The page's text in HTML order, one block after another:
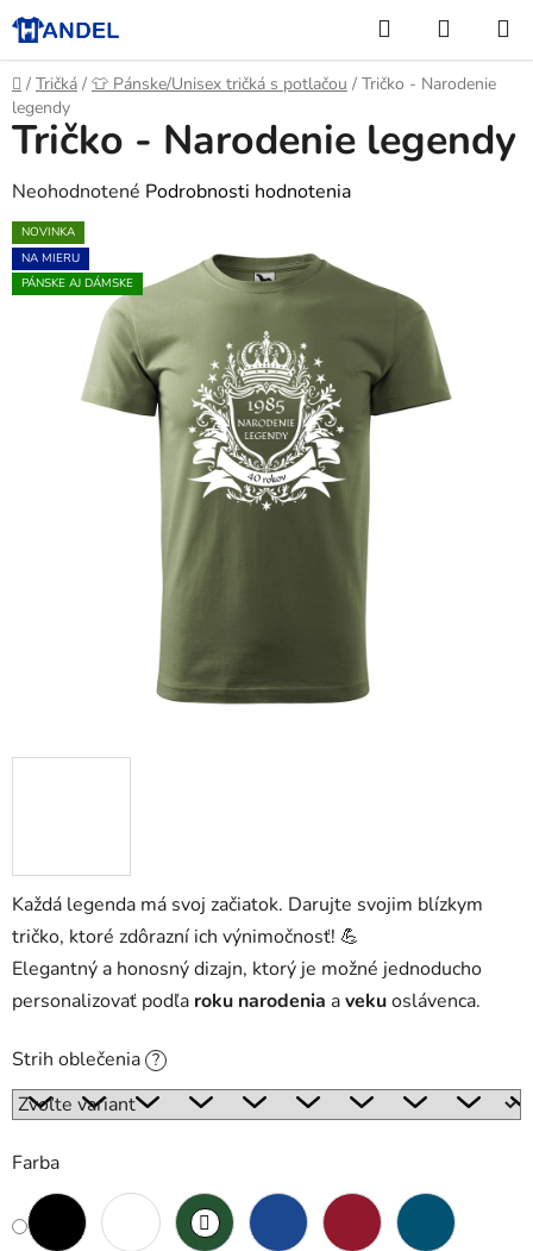
Prejsť
na
obsah
Hľadať
KOŠÍK
Domov
/ Tričká / 👕 Pánske/Unisex tričká s potlačou / Tričko - Narodenie
legendy
Každá legenda má svoj začiatok. Darujte svojim blízkym
tričko, ktoré zdôrazní ich výnimočnosť! 💪
Elegantný a honosný dizajn, ktorý je možné jednoducho
personalizovať podľa roku narodenia avekuoslávenca.
Strih oblečenia ?
Farba
Tričko - Narodenie legendy
Priemerné
hodnotenie
produktu
je
hviezdičiek.
Neohodnotené Podrobnosti hodnotenia
NOVINKA
NA MIERU
PÁNSKE AJ DÁMSKE